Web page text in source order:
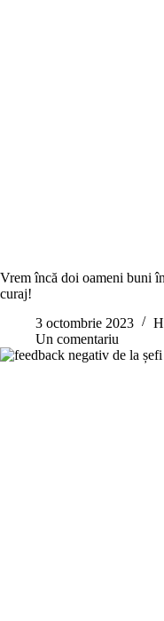
Vrem încă doi oameni buni
curaj!
3 octombrie 2023
Un comentariu